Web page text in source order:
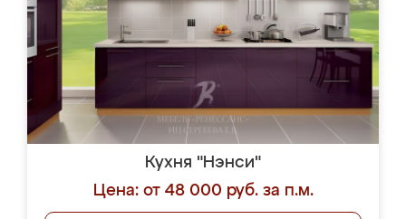
Кухня "Нэнси"
Цена: от 48 000 руб. за п.м.